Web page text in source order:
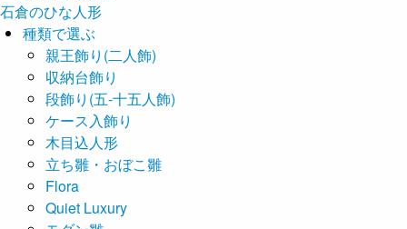
石倉のひな人形
種類で選ぶ
親王飾り(二人飾)
収納台飾り
段飾り(五-十五人飾)
ケース入飾り
木目込人形
立ち雛・おぼこ雛
Flora
Quiet Luxury